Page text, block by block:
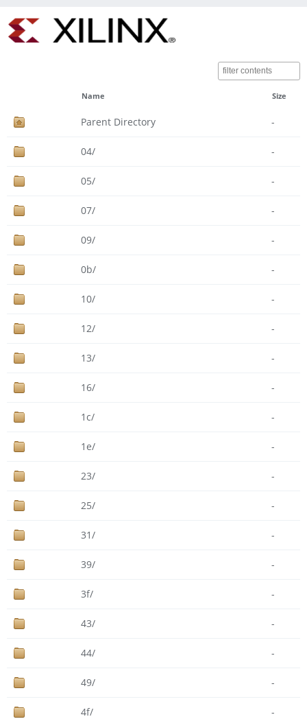
Name Size
Parent Directory -
04/ -
05/ -
07/ -
09/ -
0b/ -
10/ -
12/ -
13/ -
16/ -
1c/ -
1e/ -
23/ -
25/ -
31/ -
39/ -
3f/ -
43/ -
44/ -
49/ -
4f/ -